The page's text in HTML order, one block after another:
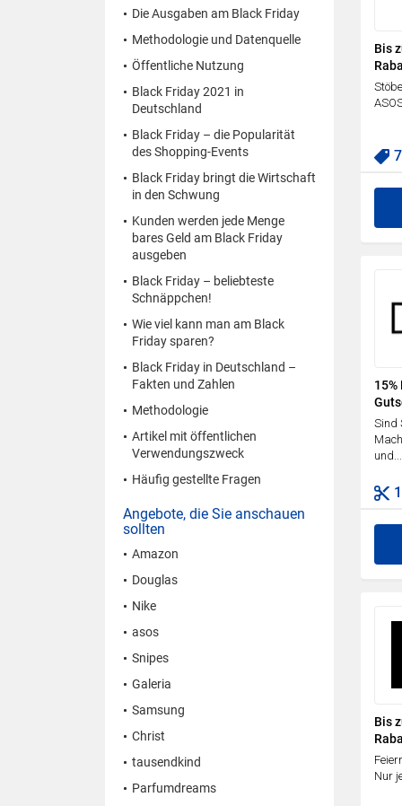
Die Ausgaben am Black Friday
Methodologie und Datenquelle
Öffentliche Nutzung
Black Friday 2021 in
Deutschland
Black Friday – die Popularität
des Shopping-Events
Black Friday bringt die Wirtschaft
in den Schwung
Kunden werden jede Menge
bares Geld am Black Friday
ausgeben
Black Friday – beliebteste
Schnäppchen!
Wie viel kann man am Black
Friday sparen?
Black Friday in Deutschland –
Fakten und Zahlen
Methodologie
Artikel mit öffentlichen
Verwendungszweck
Häufig gestellte Fragen
Angebote, die Sie anschauen
sollten
Amazon
Douglas
Nike
asos
Snipes
Galeria
Samsung
Christ
tausendkind
Parfumdreams
Bis
Sind
und...
Bis
Nur